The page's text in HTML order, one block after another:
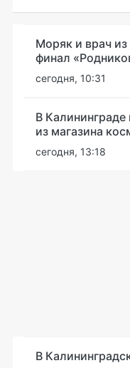
Моряк и врач
финал
сегодня, 10:31
В
из магазина
сегодня, 13:18
В